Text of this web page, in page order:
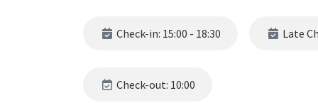
bekannt ist. Sie verwandelte dieses Haus in ein
Check-in: 15:00 - 18:30 Late
Check-out: 10:00